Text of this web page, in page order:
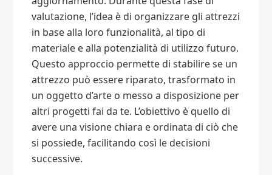
valutazione, l’idea è di organizzare gli attrezzi
in base alla loro funzionalità, al tipo di
materiale e alla potenzialità di utilizzo futuro.
Questo approccio permette di stabilire se un
attrezzo può essere riparato, trasformato in
un oggetto d’arte o messo a disposizione per
altri progetti fai da te. L’obiettivo è quello di
avere una visione chiara e ordinata di ciò che
si possiede, facilitando così le decisioni
successive.